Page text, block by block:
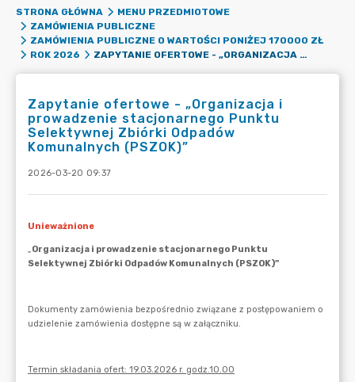
STRONA GŁÓWNA
MENU PRZEDMIOTOWE
ZAMÓWIENIA PUBLICZNE
ZAMÓWIENIA PUBLICZNE O WARTOŚCI PONIŻEJ 170000 ZŁ
ROK 2026
ZAPYTANIE OFERTOWE - „ORGANIZACJA I PROWADZENIE STACJONARNEGO PUNKTU SELEKTYWNEJ ZBIÓRKI ODPADÓW KOMUNALNYCH (PSZOK)”
Zapytanie ofertowe - „Organizacja i
prowadzenie stacjonarnego Punktu
Selektywnej Zbiórki Odpadów
Komunalnych (PSZOK)”
2026-03-20 09:37